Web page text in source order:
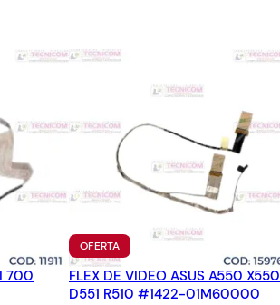
700
OFERTAPRODUCTO
EN
OFERTA
FLEX DE VIDEO ASUS A550 X550
D551 R510 #1422-01M60000